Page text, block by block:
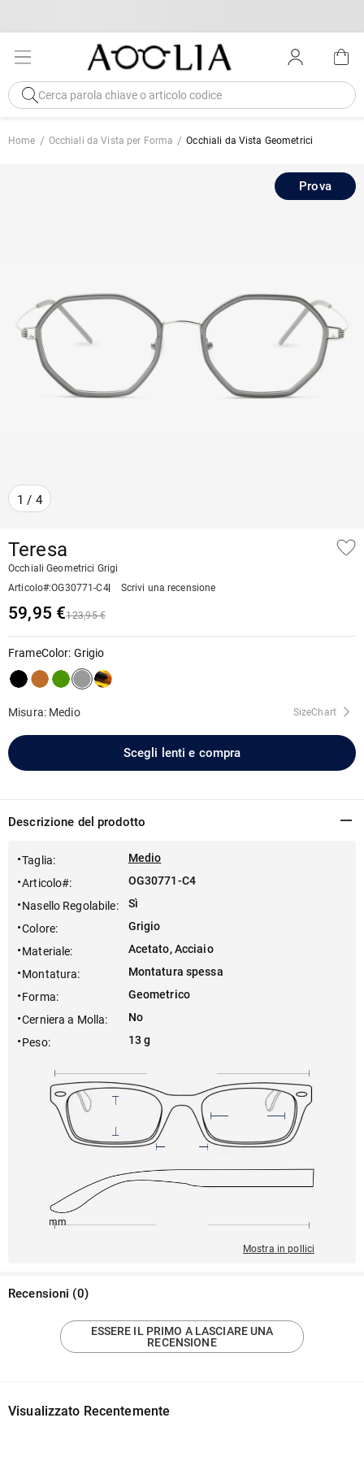
Home Occhiali da Vista per Forma Occhiali da Vista Geometrici
1 / 4
Prova
Teresa
Occhiali Geometrici Grigi
Articolo#:OG30771-C4 Scrivi una recensione
59,95 €123,95 €
FrameColor: Grigio
Misura: Medio SizeChart
Scegli lenti e compra
Descrizione del prodotto
Taglia:
Medio
Articolo#:
OG30771-C4
Nasello Regolabile:
Sì
Colore:
Grigio
Materiale:
Acetato, Acciaio
Montatura:
Montatura spessa
Forma:
Geometrico
Cerniera a Molla:
No
Peso: 13 g
145mm
Mostra in pollici
Recensioni (0)
ESSERE IL PRIMO A LASCIARE UNA
RECENSIONE
Visualizzato Recentemente